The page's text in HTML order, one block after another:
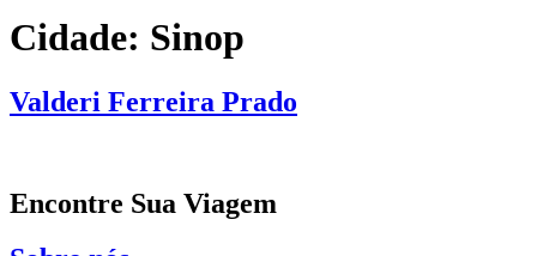
Cidade: Sinop
Valderi Ferreira Prado
Encontre Sua Viagem